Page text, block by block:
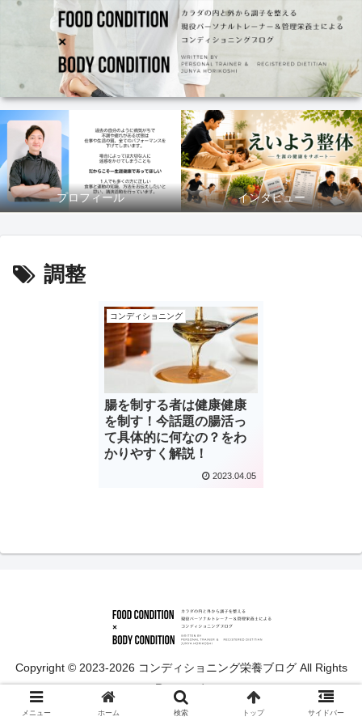
プロフィール インタビュー
調整
コンディショニング
腸を制する者は健康健康
を制す！今話題の腸活っ
て具体的に何なの？をわ
かりやすく解説！
2023.04.05
Copyright © 2023-2026 コンディショニング栄養ブログ All Rights
Reserved.
メニュー ホーム 検索 トップ サイドバー